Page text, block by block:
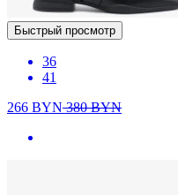
Быстрый просмотр
36
41
266 BYN380BYN